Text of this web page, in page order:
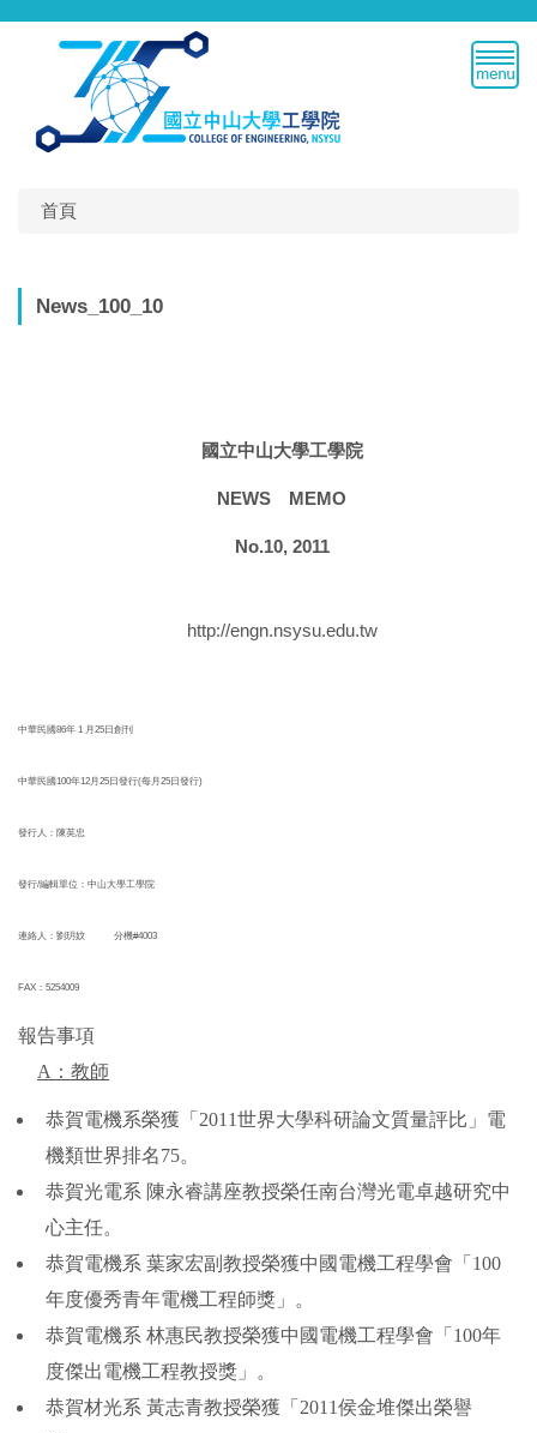
跳
首頁
News_100_10
國立中山大學工學院
NEWS MEMO
No.10, 2011
http://engn.nsysu.edu.tw
中華民國86年 1 月25日創刊
中華民國100年12月25日發行(每月25日發行)
發行人：陳英忠
發行/編輯單位：中山大學工學院
連絡人：劉玥妏 分機#4003
FAX：5254009
報告事項
A ：教師
恭賀電機系榮獲「2011世界大學科研論文質量評比」電
機類世界排名75。
恭賀光電系 陳永睿講座教授榮任南台灣光電卓越研究中
心主任。
恭賀電機系 葉家宏副教授榮獲中國電機工程學會「100
年度優秀青年電機工程師獎」。
恭賀電機系 林惠民教授榮獲中國電機工程學會「100年
度傑出電機工程教授獎」。
恭賀材光系 黃志青教授榮獲「2011侯金堆傑出榮譽